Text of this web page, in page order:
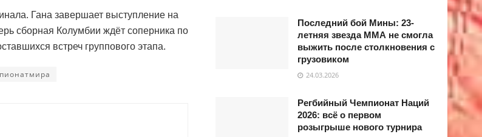
Гана завершает выступление на
сборная Колумбии ждёт соперника по
встреч группового этапа.
Последний бой Мины: 23-
летняя звезда ММА не смогла
выжить после столкновения с
грузовиком
24.03.2026
Регбийный Чемпионат Наций
2026: всё о первом
розыгрыше нового турнира